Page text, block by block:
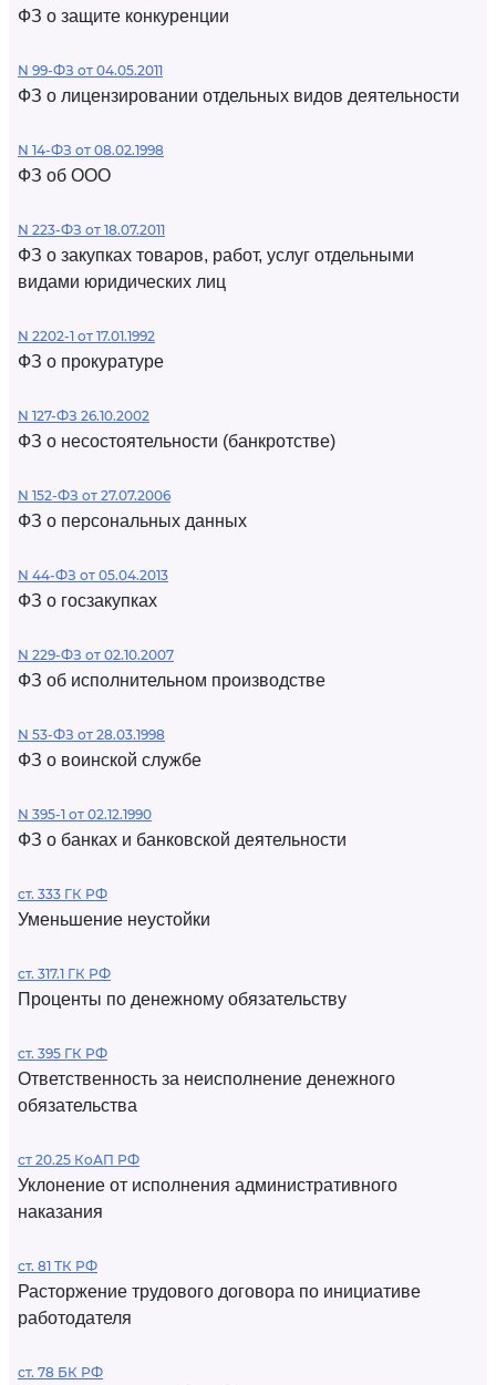
ФЗ о защите конкуренции
N 99-ФЗ от 04.05.2011
ФЗ о лицензировании отдельных видов деятельности
N 14-ФЗ от 08.02.1998
ФЗ об ООО
N 223-ФЗ от 18.07.2011
ФЗ о закупках товаров, работ, услуг отдельными
видами юридических лиц
N 2202-1 от 17.01.1992
ФЗ о прокуратуре
N 127-ФЗ 26.10.2002
ФЗ о несостоятельности (банкротстве)
N 152-ФЗ от 27.07.2006
ФЗ о персональных данных
N 44-ФЗ от 05.04.2013
ФЗ о госзакупках
N 229-ФЗ от 02.10.2007
ФЗ об исполнительном производстве
N 53-ФЗ от 28.03.1998
ФЗ о воинской службе
N 395-1 от 02.12.1990
ФЗ о банках и банковской деятельности
ст. 333 ГК РФ
Уменьшение неустойки
ст. 317.1 ГК РФ
Проценты по денежному обязательству
ст. 395 ГК РФ
Ответственность за неисполнение денежного
обязательства
ст 20.25 КоАП РФ
Уклонение от исполнения административного
наказания
ст. 81 ТК РФ
Расторжение трудового договора по инициативе
работодателя
ст. 78 БК РФ